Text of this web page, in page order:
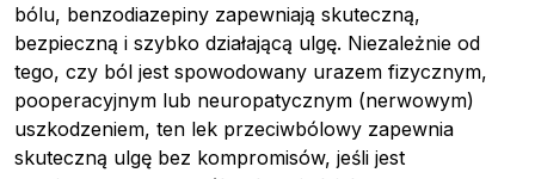
bólu, benzodiazepiny zapewniają skuteczną,
bezpieczną i szybko działającą ulgę. Niezależnie od
tego, czy ból jest spowodowany urazem fizycznym,
pooperacyjnym lub neuropatycznym (nerwowym)
uszkodzeniem, ten lek przeciwbólowy zapewnia
skuteczną ulgę bez kompromisów, jeśli jest